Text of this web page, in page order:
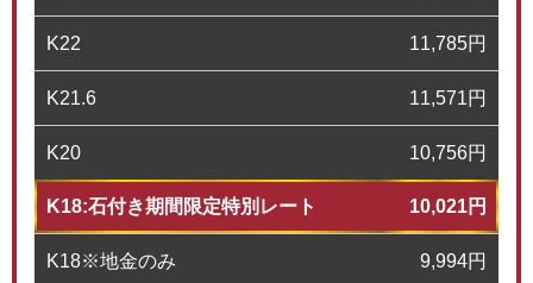
K22 11,785円
K21.6 11,571円
K20 10,756円
K18:石付き期間限定特別レート 10,021円
K18※地金のみ 9,994円